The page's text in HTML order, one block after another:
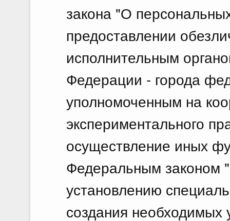
закона "О
предоставлении
исполнительным
Федерации - города
уполномоченным на
экспериментального
осуществление иных
Федеральным законом
установлению
создания необходимых